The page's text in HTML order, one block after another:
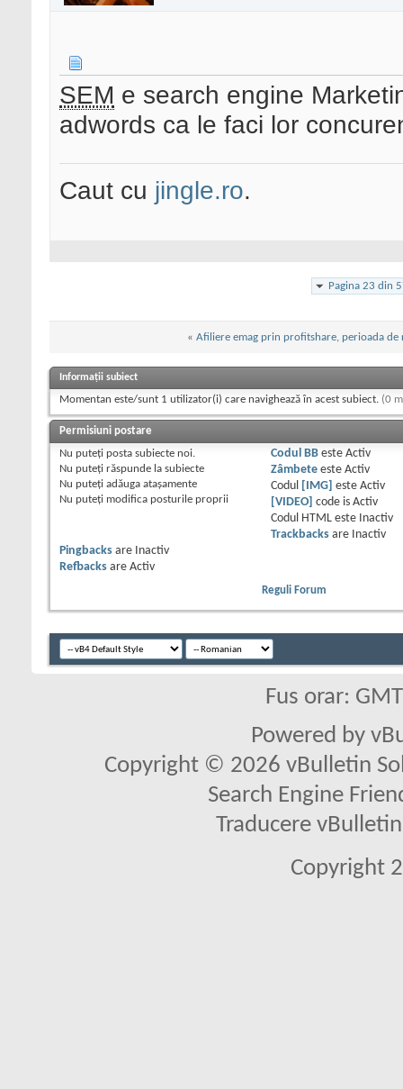
SEM e search engine
adwords ca le faci lor
Caut cu jingle.ro.
Pagina 23 din
« Afiliere emag prin profitshare, perioada
Informații subiect
Momentan este/sunt 1 utilizator(i) care navighează în acest subiect. (0
Permisiuni postare
Nu puteţi posta subiecte noi.
Nu puteţi răspunde la subiecte
Nu puteţi adăuga ataşamente
Nu puteţi modifica posturile proprii
Codul BBeste Activ
Zâmbeteeste Activ
Codul
[IMG] este Activ
[VIDEO] code is Activ
Codul HTML este
Inactiv
Trackbacksare
Inactiv
Pingbacks are
Inactiv
Refbacks are Activ
Reguli Forum
Fus orar:
Powered by
Copyright © 2026 vBulletin
Search Engine
Traducere
Copyright